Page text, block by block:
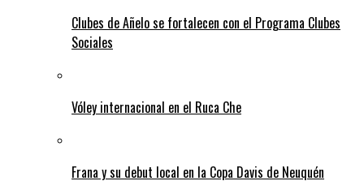
Clubes de Añelo se fortalecen con el Programa Clubes
Sociales
Vóley internacional en el Ruca Che
Frana y su debut local en la Copa Davis de Neuquén